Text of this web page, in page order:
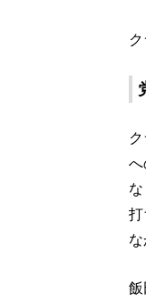
へ
打
飯